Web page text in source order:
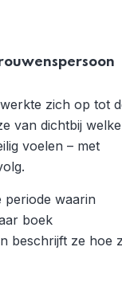
zich op tot
van dichtbij welke
voelen – met
periode waarin
boek
beschrijft ze hoe